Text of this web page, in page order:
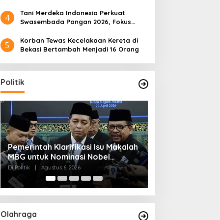
4
Tani Merdeka Indonesia Perkuat
Swasembada Pangan 2026, Fokus
5
Korban Tewas Kecelakaan Kereta di
Bekasi Bertambah Menjadi 16 Orang
Politik
Muktamar NU ke-35 di Jombang,
Panitia Siagakan 3 Posko
Kesehatan 24 Jam
Di Politik Agustus 6, 2026
Olahraga